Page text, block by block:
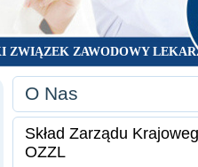
ZWIĄZEK ZAWODOWY
O Nas
Skład Zarządu
OZZL